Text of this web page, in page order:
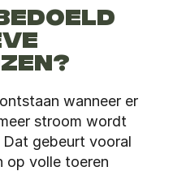
wanneer er
stroom wordt
gebeurt vooral
op volle toeren